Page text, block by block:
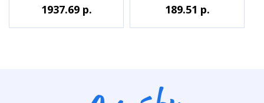
1937.69 р. 189.51 р.